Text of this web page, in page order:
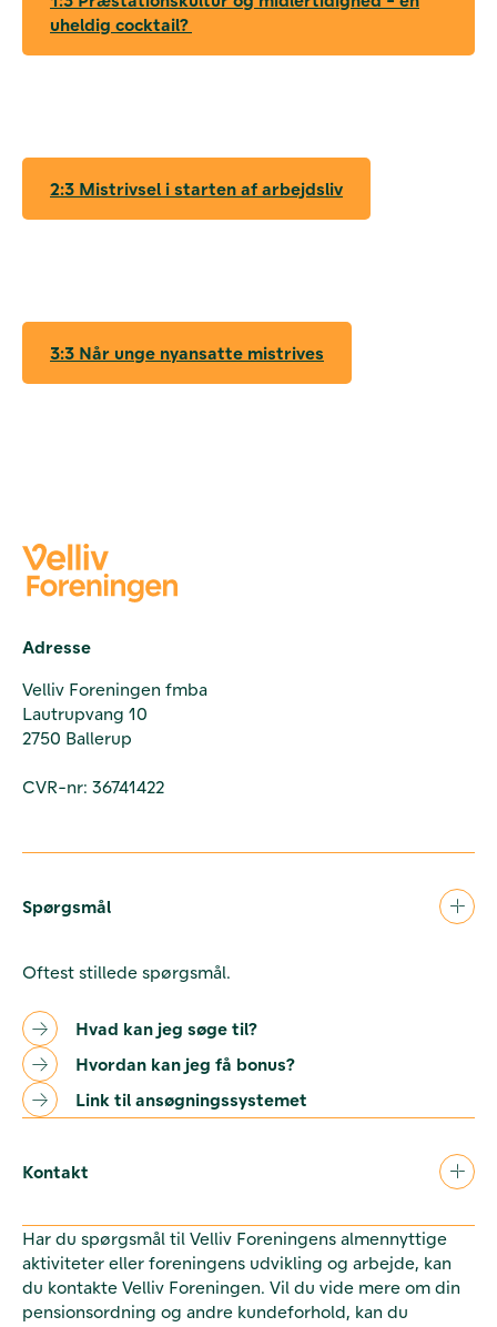
uheldig cocktail?
2:3 Mistrivsel i starten af arbejdsliv
3:3 Når unge nyansatte mistrives
Adresse
Velliv Foreningen fmba
Lautrupvang 10
2750 Ballerup
CVR-nr: 36741422
Spørgsmål
Oftest stillede spørgsmål.
Hvad kan jeg søge til?
Hvordan kan jeg få bonus?
Link til ansøgningssystemet
Kontakt
Har du spørgsmål til Velliv Foreningens almennyttige
aktiviteter eller foreningens udvikling og arbejde, kan
du kontakte Velliv Foreningen. Vil du vide mere om din
pensionsordning og andre kundeforhold, kan du